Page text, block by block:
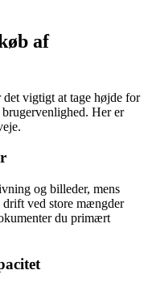
af
vigtigt at tage højde for
Her er
og billeder, mens
drift ved store mængder
du primært